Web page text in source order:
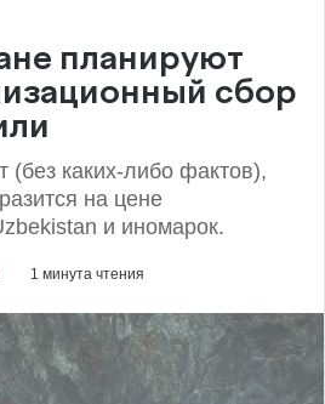
планируют
сбор
(без каких-либо фактов),
на цене
и иномарок.
1 минута чтения